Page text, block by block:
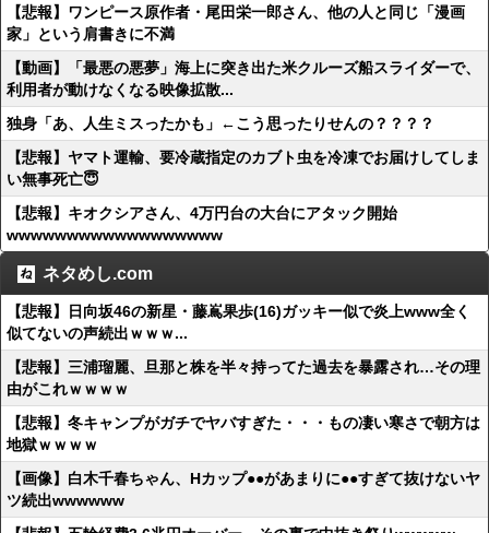
【悲報】ワンピース原作者・尾田栄一郎さん、他の人と同じ「漫画
家」という肩書きに不満
【動画】「最悪の悪夢」海上に突き出た米クルーズ船スライダーで、
利用者が動けなくなる映像拡散...
独身「あ、人生ミスったかも」←こう思ったりせんの？？？？
【悲報】ヤマト運輸、要冷蔵指定のカブト虫を冷凍でお届けしてしま
い無事死亡😇
【悲報】キオクシアさん、4万円台の大台にアタック開始
wwwwwwwwwwwwwwwwww
ネタめし.com
【悲報】日向坂46の新星・藤嶌果歩(16)ガッキー似で炎上www全く
似てないの声続出ｗｗｗ...
【悲報】三浦瑠麗、旦那と株を半々持ってた過去を暴露され…その理
由がこれｗｗｗｗ
【悲報】冬キャンプがガチでヤバすぎた・・・もの凄い寒さで朝方は
地獄ｗｗｗｗ
【画像】白木千春ちゃん、Hカップ●●があまりに●●すぎて抜けないヤ
ツ続出wwwwww